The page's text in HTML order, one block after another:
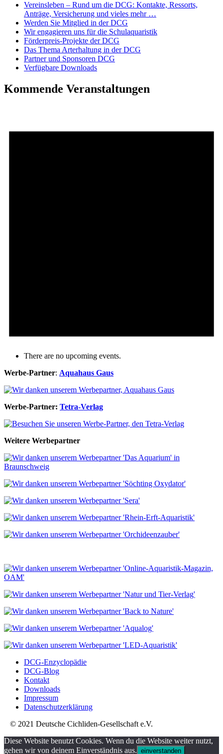
Vereinsleben – Rund um die DCG: Kontakte, Ressorts,
Anträge, Versicherung und vieles mehr …
Werden Sie Mitglied in der DCG
Wir engagieren uns für die Schulaquaristik
Förderpreis-Projekte der DCG
Das Thema Arterhaltung in der DCG
Partner und Sponsoren DCG
Verfügbare Downloads
Kommende Veranstaltungen
There are no upcoming events.
Werbe-Partner: Aquahaus Gaus
Werbe-Partner: Tetra-Verlag
Weitere Werbepartner
DCG-Enzyclopädie
DCG-Blog
Kontakt
Downloads
Impressum
Datenschutzerklärung
© 2021 Deutsche Cichliden-Gesellschaft e.V.
Diese Website benutzt Cookies. Wenn du die Website weiter nutzt,
gehen wir von deinem Einverständnis aus. einverstanden